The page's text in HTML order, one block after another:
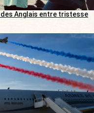
des Anglais entre tristesse